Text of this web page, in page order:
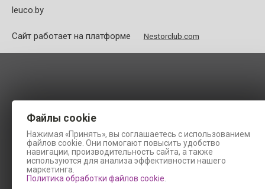
leuco.by
Сайт работает на платформе Nestorclub.com
Файлы cookie
Нажимая «Принять», вы соглашаетесь с использованием
файлов cookie. Они помогают повысить удобство
навигации, производительность сайта, а также
используются для анализа эффективности нашего
маркетинга.
Политика обработки файлов cookie.